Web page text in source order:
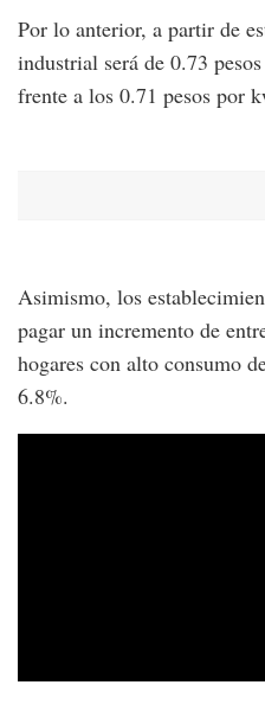
Por lo anterior, a partir de
industrial será de 0.73
frente a los 0.71 pesos por
Asimismo, los
pagar un incremento de
hogares con alto consumo
6.8%.